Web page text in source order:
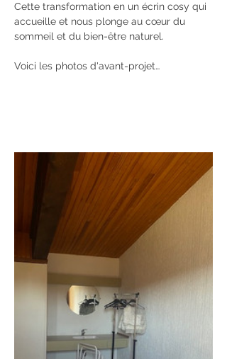
Cette transformation en un écrin cosy qui
accueille et nous plonge au cœur du
sommeil et du bien-être naturel.
Voici les photos d'avant-projet…